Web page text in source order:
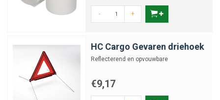
- +
HC Cargo Gevaren driehoek
Reflecterend en opvouwbare
€9,17